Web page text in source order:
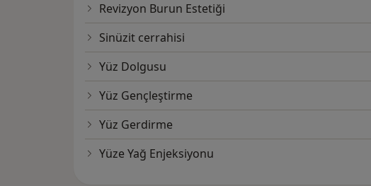
Revizyon Burun Estetiği
Sinüzit cerrahisi
Yüz Dolgusu
Yüz Gençleştirme
Yüz Gerdirme
Yüze Yağ Enjeksiyonu